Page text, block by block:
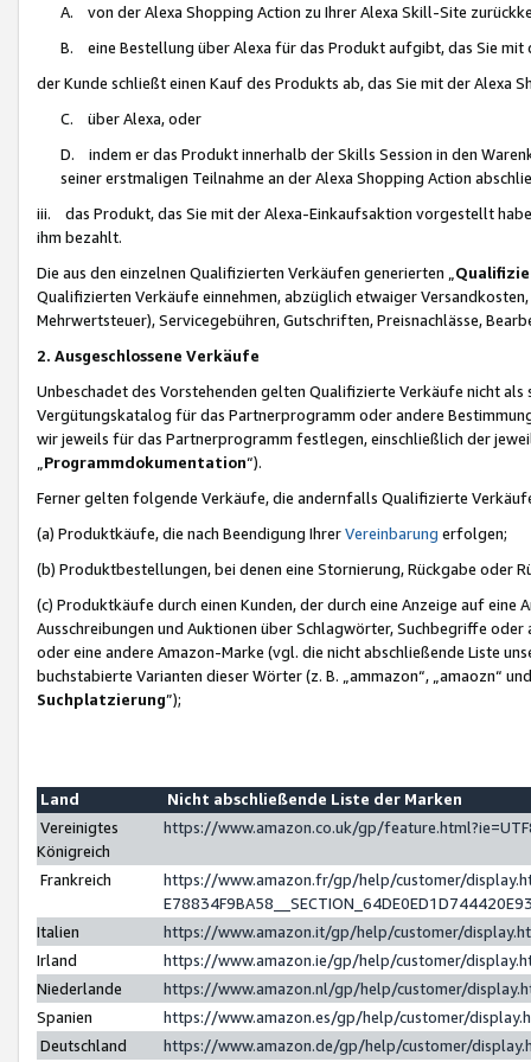
A. von der Alexa Shopping Action zu Ihrer Alexa Skill-Site
B. eine Bestellung über Alexa für das Produkt aufgibt, das Sie mit
der Kunde schließt einen Kauf des Produkts ab, das Sie mit der Alexa
C. über Alexa, oder
D. indem er das Produkt innerhalb der Skills Session in den
seiner erstmaligen Teilnahme an der Alexa Shopping Action
iii. das Produkt, das Sie mit der Alexa-Einkaufsaktion vorgestellt
ihm bezahlt.
Die aus den einzelnen Qualifizierten Verkäufen generierten „
Qualifizierten Verkäufe einnehmen, abzüglich etwaiger
Mehrwertsteuer), Servicegebühren, Gutschriften, Preisnachlässe,
2. Ausgeschlossene Verkäufe
Unbeschadet des Vorstehenden gelten Qualifizierte Verkäufe nicht
Vergütungskatalog für das Partnerprogramm oder andere
wir jeweils für das Partnerprogramm festlegen, einschließlich der
Programmdokumentation“).
Ferner gelten folgende Verkäufe, die andernfalls Qualifizierte
(a) Produktkäufe, die nach Beendigung IhrerVereinbarung erfolgen;
(b) Produktbestellungen, bei denen eine Stornierung, Rückgabe oder
(c) Produktkäufe durch einen Kunden, der durch eine Anzeige auf
Ausschreibungen und Auktionen über Schlagwörter, Suchbegriffe
oder eine andere Amazon-Marke (vgl. die nicht abschließende Liste
buchstabierte Varianten dieser Wörter (z. B. „ammazon“, „amaozn“
Suchplatzierung”);
Land
Nicht abschließende Liste der Marken
Vereinigtes
Königreich
https://www.amazon.co.uk/gp/
Frankreich
https://www.amazon.fr/gp/help/customer/
Italien
https://www.amazon.it/gp/help/customer/
Irland
https://www.amazon.ie/gp/help/customer/
Niederlande
https://www.amazon.nl/gp/help/customer/
Spanien
https://www.amazon.es/gp/help/customer/
Deutschland
https://www.amazon.de/gp/help/customer/